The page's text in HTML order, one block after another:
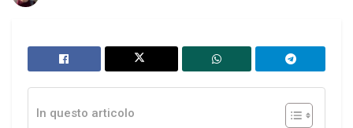
In questo articolo